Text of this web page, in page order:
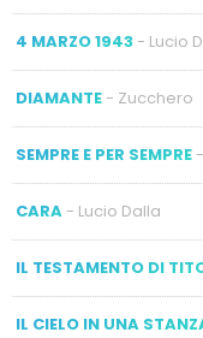
4 MARZO 1943- Lucio
DIAMANTE- Zucchero
SEMPRE E PER SEMPRE-
CARA- Lucio Dalla
IL TESTAMENTO DI
IL CIELO IN UNA